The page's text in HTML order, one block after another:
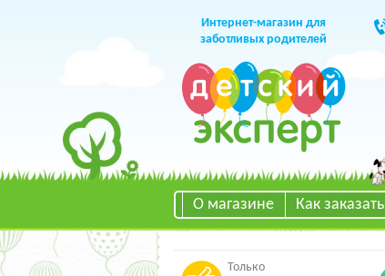
Интернет-магазин для
заботливых родителей
О магазине Как заказать
Только